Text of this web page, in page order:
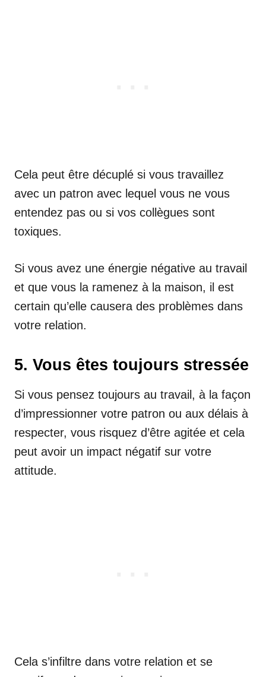
Cela peut être décuplé si vous travaillez
avec un patron avec lequel vous ne vous
entendez pas ou si vos collègues sont
toxiques.
Si vous avez une énergie négative au travail
et que vous la ramenez à la maison, il est
certain qu’elle causera des problèmes dans
votre relation.
5. Vous êtes toujours stressée
Si vous pensez toujours au travail, à la façon
d’impressionner votre patron ou aux délais à
respecter, vous risquez d’être agitée et cela
peut avoir un impact négatif sur votre
attitude.
Cela s’infiltre dans votre relation et se